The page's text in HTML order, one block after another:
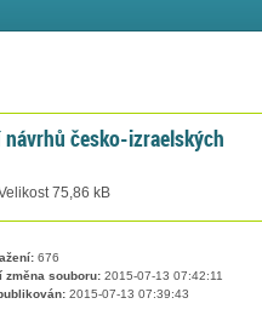
česko-izraelských
75,86 kB
676
změna souboru:2015-07-13 07:42:11
2015-07-13 07:39:43